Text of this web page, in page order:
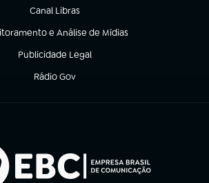
Canal Libras
(abre em nova aba)
e Análise de Mídias
em nova aba)
Publicidade Legal
(abre em nova aba)
Rádio Gov
(abre em nova aba)